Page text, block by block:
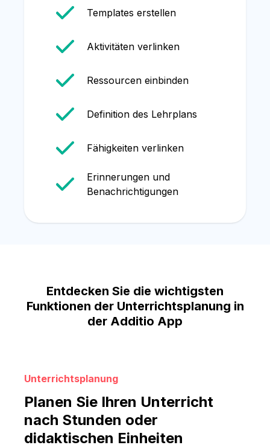
Templates erstellen
Aktivitäten verlinken
Ressourcen einbinden
Definition des Lehrplans
Fähigkeiten verlinken
Erinnerungen und
Benachrichtigungen
Entdecken Sie die wichtigsten
Funktionen der Unterrichtsplanung in
der Additio App
Unterrichtsplanung
Planen Sie Ihren Unterricht
nach Stunden oder
didaktischen Einheiten